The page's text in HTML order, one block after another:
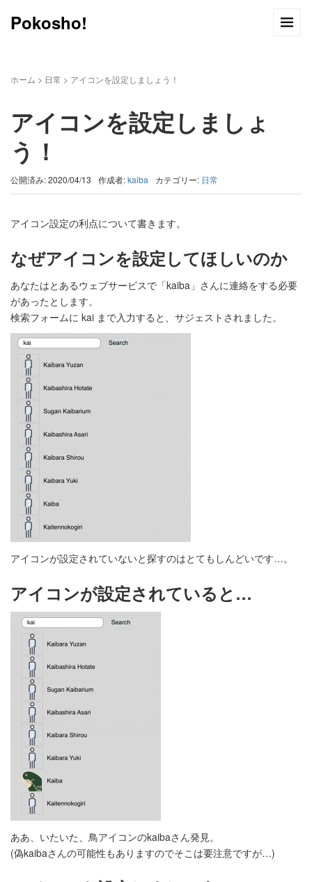
Pokosho!
ホーム > 日常 > アイコンを設定しましょう！
アイコンを設定しましょ
う！
公開済み: 2020/04/13 作成者:kaiba カテゴリー: 日常
アイコン設定の利点について書きます。
なぜアイコンを設定してほしいのか
あなたはとあるウェブサービスで「kaiba」さんに連絡をする必要
があったとします。
検索フォームに kai まで入力すると、サジェストされました。
アイコンが設定されていないと探すのはとてもしんどいです…。
アイコンが設定されていると…
ああ、いたいた、鳥アイコンのkaibaさん発見。
(偽kaibaさんの可能性もありますのでそこは要注意ですが…)